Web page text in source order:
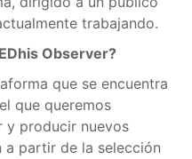
trabajando.
Observer?
que se encuentra
que queremos
y producir nuevos
a partir de la selección